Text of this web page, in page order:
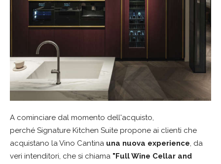
A cominciare dal momento dell'acquisto,
perché Signature Kitchen Suite propone ai clienti che
acquistano la Vino Cantina una nuova experience, da
veri intenditori, che si chiama "Full Wine Cellar and